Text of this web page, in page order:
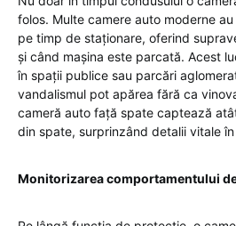
folos. Multe camere auto moderne
pe timp de staționare, oferind
și când mașina este parcată. Acest
în spații publice sau parcări
vandalismul pot apărea fără ca
cameră auto față spate captează
din spate, surprinzând detalii vitale
Monitorizarea comportamentului